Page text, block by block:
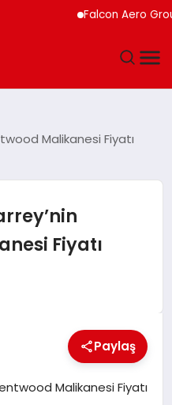
Falcon Aero
Malikanesi Fiyatı
Fiyatı
Paylaş